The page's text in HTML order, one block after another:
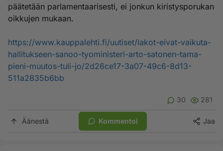
päätetään parlamentaarisesti, ei jonkun kiristysporukan
oikkujen mukaan.
https://www.kauppalehti.fi/uutiset/lakot-eivat-vaikuta-
hallitukseen-sanoo-tyoministeri-arto-satonen-tama-
pieni-muutos-tuli-jo/2d26ce17-3a07-49c6-8d13-
511a2835b6bb
30 281
Äänestä Kommentoi Jaa